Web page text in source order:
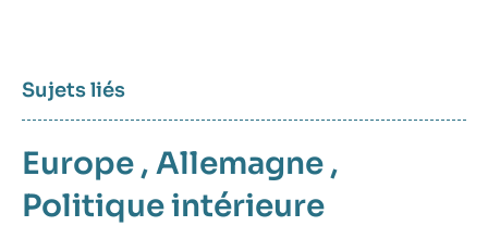
Sujets liés
Europe , Allemagne ,
Politique intérieure